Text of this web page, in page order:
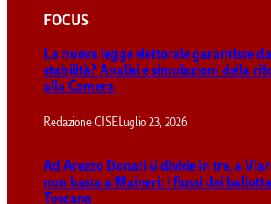
FOCUS
La nuova legge elettorale garantisce
stabilità? Analisi e simulazioni della
alla Camera
Redazione CISELuglio 23, 2026
Ad Arezzo Donati si divide in tre, a
non basta a Maineri: i flussi dei
Toscana